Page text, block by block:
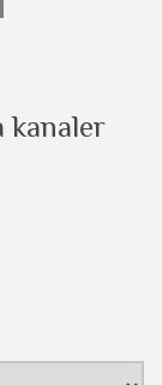
kanaler